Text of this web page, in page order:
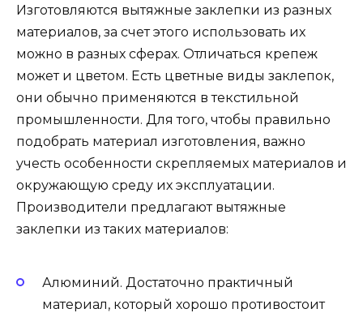
Изготовляются вытяжные заклепки из разных
материалов, за счет этого использовать их
можно в разных сферах. Отличаться крепеж
может и цветом. Есть цветные виды заклепок,
они обычно применяются в текстильной
промышленности. Для того, чтобы правильно
подобрать материал изготовления, важно
учесть особенности скрепляемых материалов и
окружающую среду их эксплуатации.
Производители предлагают вытяжные
заклепки из таких материалов:
Алюминий. Достаточно практичный
материал, который хорошо противостоит